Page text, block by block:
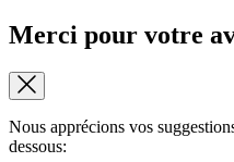
Merci pour votre
Nous apprécions vos
dessous: